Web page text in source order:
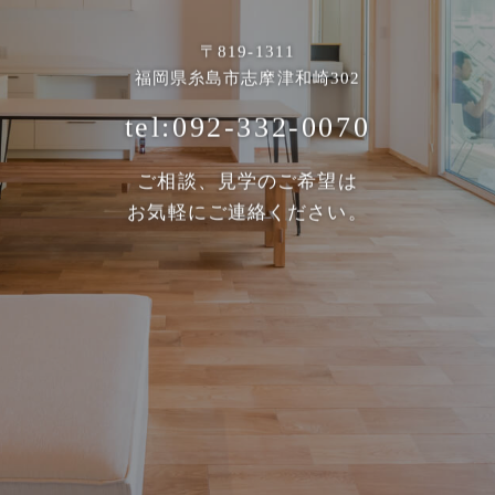
〒819-1311
福岡県糸島市志摩津和崎302
tel:092-332-0070
ご相談、見学のご希望は
お気軽にご連絡ください。